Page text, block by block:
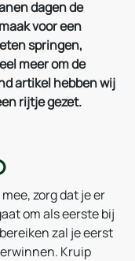
dagen de
voor een
springen,
meer om de
artikel hebben wij
rijtje gezet.
zorg dat je er
om als eerste bij
zal je eerst
Kruip